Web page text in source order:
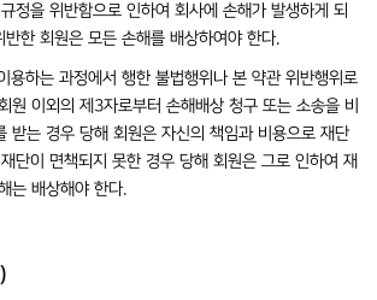
정을 위반함으로 인하여 회사에 손해가 발생하게 되
한 회원은 모든 손해를 배상하여야 한다.
용하는 과정에서 행한 불법행위나 본 약관 위반행위로
원 이외의 제3자로부터 손해배상 청구 또는 소송을 비
받는 경우 당해 회원은 자신의 책임과 비용으로 재단
단이 면책되지 못한 경우 당해 회원은 그로 인하여 재
는 배상해야 한다.